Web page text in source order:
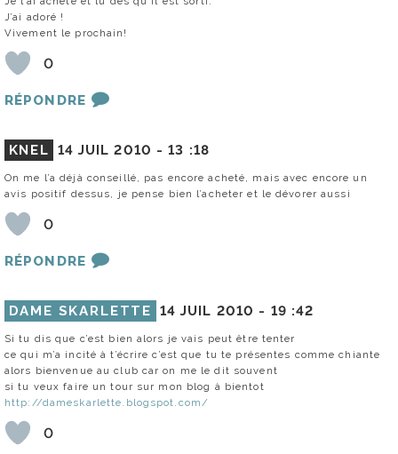
J’ai adoré !
Vivement le prochain!
0
RÉPONDRE
KNEL 14 JUIL 2010 -13 :18
On me l’a déjà conseillé, pas encore acheté, mais avec encore un
avis positif dessus, je pense bien l’acheter et le dévorer aussi
0
RÉPONDRE
DAME SKARLETTE 14 JUIL 2010 - 19 :42
Si tu dis que c’est bien alors je vais peut être tenter
ce qui m’a incité à t’écrire c’est que tu te présentes comme chiante
alors bienvenue au club car on me le dit souvent
si tu veux faire un tour sur mon blog à bientot
http://dameskarlette.blogspot.com/
0